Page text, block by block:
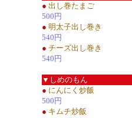
● 出し巻たまご
500円
● 明太子出し巻き
540円
● チーズ出し巻き
540円
▼しめのもん
● にんにく炒飯
500円
● キムチ炒飯